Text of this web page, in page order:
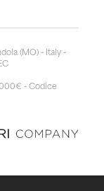
(MO) - Italy -
- Codice